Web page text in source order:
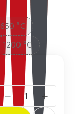
650 °C
1200 °C